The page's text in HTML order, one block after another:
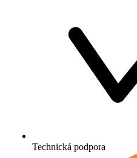
Technická podpora